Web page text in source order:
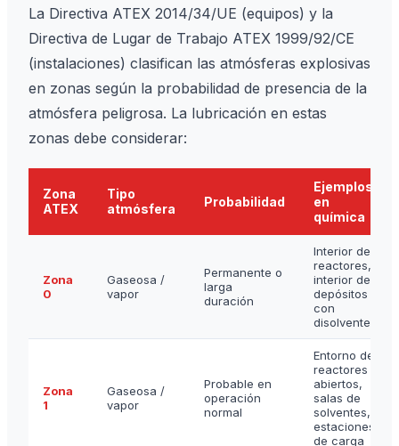
La Directiva ATEX 2014/34/UE (equipos) y la
Directiva de Lugar de Trabajo ATEX 1999/92/CE
(instalaciones) clasifican las atmósferas explosivas
en zonas según la probabilidad de presencia de la
atmósfera peligrosa. La lubricación en estas
zonas debe considerar:
Zona
ATEX
Tipo
atmósfera
Probabilidad
Ejemplos
en
química
Zona
0
Gaseosa /
vapor
Permanente o
larga
duración
Interior de
reactores,
interior de
depósitos
con
disolventes
Zona
1
Gaseosa /
vapor
Probable en
operación
normal
Entorno de
reactores
abiertos,
salas de
solventes,
estaciones
de carga